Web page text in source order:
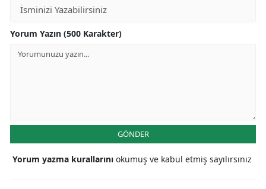
Yorum Yazın (500 Karakter)
GÖNDER
Yorum yazma kurallarını okumuş ve kabul etmiş sayılırsınız